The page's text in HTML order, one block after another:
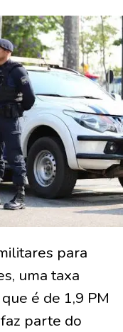
para
uma taxa
é de 1,9 PM
parte do